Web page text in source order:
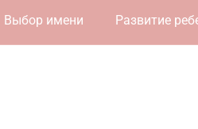
Выбор имени Развитие